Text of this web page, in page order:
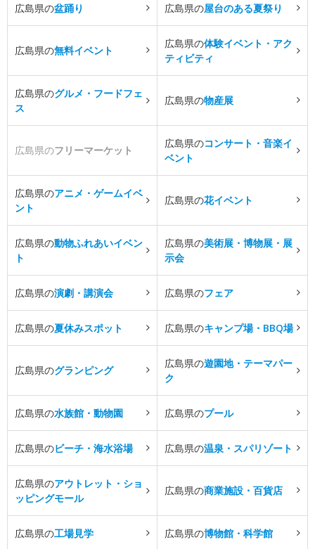
広島県の盆踊り 広島県の屋台のある夏祭り
広島県の無料イベント
広島県の体験イベント・アク
ティビティ
広島県のグルメ・フードフェ
ス
広島県の物産展
広島県のフリーマーケット
広島県のコンサート・音楽イ
ベント
広島県のアニメ・ゲームイベ
ント
広島県の花イベント
広島県の動物ふれあいイベン
ト
広島県の美術展・博物展・展
示会
広島県の演劇・講演会 広島県のフェア
広島県の夏休みスポット 広島県のキャンプ場・BBQ場
広島県のグランピング
広島県の遊園地・テーマパー
ク
広島県の水族館・動物園 広島県のプール
広島県のビーチ・海水浴場 広島県の温泉・スパリゾート
広島県のアウトレット・ショ
ッピングモール
広島県の商業施設・百貨店
広島県の工場見学 広島県の博物館・科学館